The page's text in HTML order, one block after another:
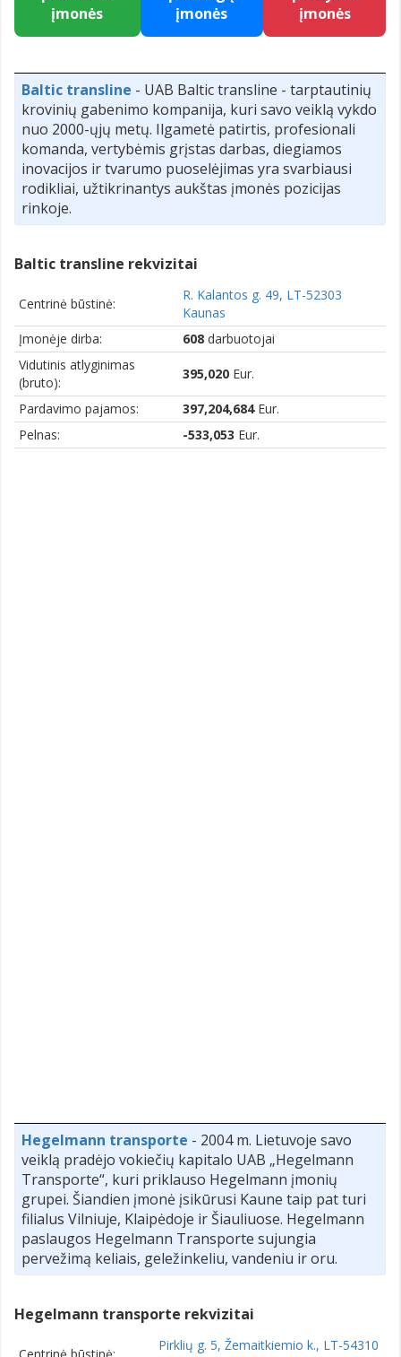
įmonės
įmonės
įmonės
Baltic transline - UAB Baltic transline - tarptautinių
krovinių gabenimo kompanija, kuri savo veiklą vykdo
nuo 2000-ųjų metų. Ilgametė patirtis, profesionali
komanda, vertybėmis grįstas darbas, diegiamos
inovacijos ir tvarumo puoselėjimas yra svarbiausi
rodikliai, užtikrinantys aukštas įmonės pozicijas
rinkoje.
Baltic transline rekvizitai
Centrinė būstinė:
R. Kalantos g. 49, LT-52303
Kaunas
Įmonėje dirba:
608 darbuotojai
Vidutinis atlyginimas
(bruto):
395,020 Eur.
Pardavimo pajamos: 397,204,684Eur.
Pelnas:
-533,053 Eur.
Hegelmann transporte - 2004 m. Lietuvoje savo
veiklą pradėjo vokiečių kapitalo UAB „Hegelmann
Transporte“, kuri priklauso Hegelmann įmonių
grupei. Šiandien įmonė įsikūrusi Kaune taip pat turi
filialus Vilniuje, Klaipėdoje ir Šiauliuose. Hegelmann
paslaugos Hegelmann Transporte sujungia
pervežimą keliais, geležinkeliu, vandeniu ir oru.
Hegelmann transporte rekvizitai
Centrinė būstinė:
Pirklių g. 5, Žemaitkiemio k., LT-54310